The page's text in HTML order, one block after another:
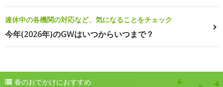
連休中の各機関の対応など、気になることをチェック
今年(2026年)のGWはいつからいつまで？
春のおでかけにおすすめ